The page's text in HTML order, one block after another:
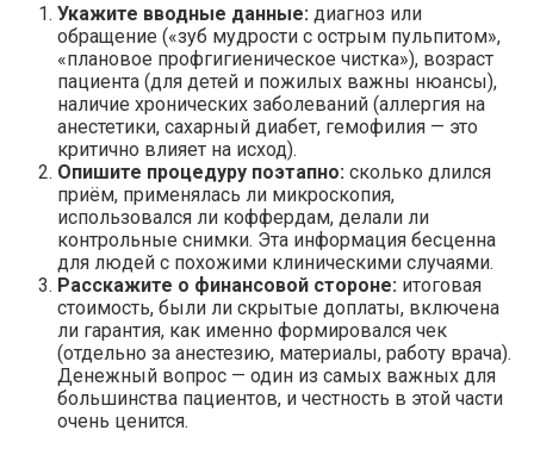
Укажите вводные данные: диагноз или
обращение («зуб мудрости с острым пульпитом»,
«плановое профгигиеническое чистка»), возраст
пациента (для детей и пожилых важны нюансы),
наличие хронических заболеваний (аллергия на
анестетики, сахарный диабет, гемофилия — это
критично влияет на исход).
Опишите процедуру поэтапно: сколько длился
приём, применялась ли микроскопия,
использовался ли коффердам, делали ли
контрольные снимки. Эта информация бесценна
для людей с похожими клиническими случаями.
Расскажите о финансовой стороне: итоговая
стоимость, были ли скрытые доплаты, включена
ли гарантия, как именно формировался чек
(отдельно за анестезию, материалы, работу врача).
Денежный вопрос — один из самых важных для
большинства пациентов, и честность в этой части
очень ценится.